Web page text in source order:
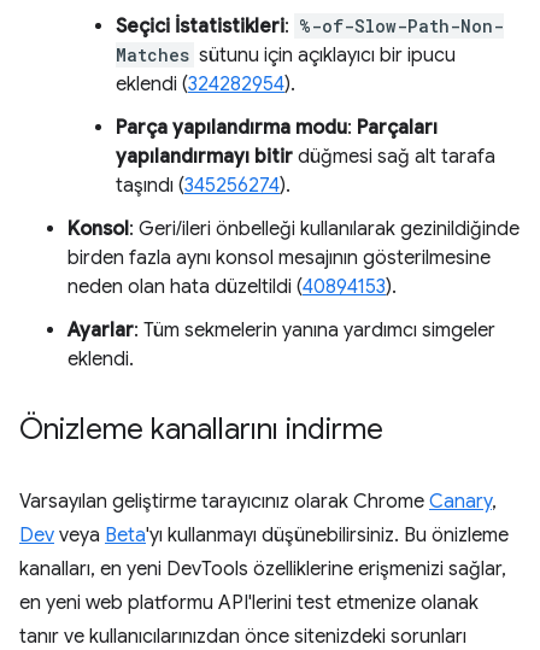
Seçici İstatistikleri: %-of-Slow-Path-Non-
Matches sütunu için açıklayıcı bir ipucu
eklendi (324282954).
Parça yapılandırma modu: Parçaları
yapılandırmayı bitir düğmesi sağ alt tarafa
taşındı (345256274).
Konsol: Geri/ileri önbelleği kullanılarak gezinildiğinde
birden fazla aynı konsol mesajının gösterilmesine
neden olan hata düzeltildi (40894153).
Ayarlar: Tüm sekmelerin yanına yardımcı simgeler
eklendi.
Önizleme kanallarını indirme
Varsayılan geliştirme tarayıcınız olarak Chrome Canary,
Dev veya Beta'yı kullanmayı düşünebilirsiniz. Bu önizleme
kanalları, en yeni DevTools özelliklerine erişmenizi sağlar,
en yeni web platformu API'lerini test etmenize olanak
tanır ve kullanıcılarınızdan önce sitenizdeki sorunları